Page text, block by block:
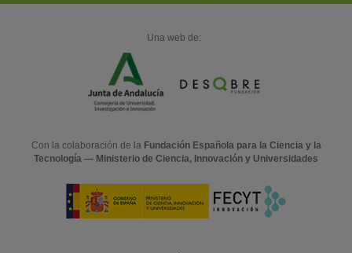
Una web de:
Con la colaboración de la Fundación Española para la Ciencia y la
Tecnología — Ministerio de Ciencia, Innovación y Universidades